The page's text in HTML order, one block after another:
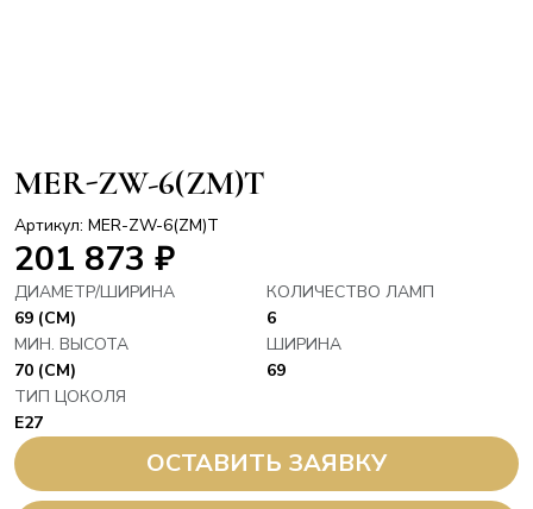
MER-ZW-6(ZM)T
Артикул: MER-ZW-6(ZM)T
201 873 ₽
ДИАМЕТР/ШИРИНА
69 (СМ)
КОЛИЧЕСТВО ЛАМП
6
МИН. ВЫСОТА
70 (СМ)
ШИРИНА
69
ТИП ЦОКОЛЯ
E27
ОСТАВИТЬ ЗАЯВКУ